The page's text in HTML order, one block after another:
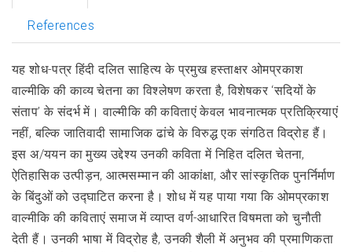
References
यह शोध-पत्र हिंदी दलित साहित्य के प्रमुख हस्ताक्षर ओमप्रकाश
वाल्मीकि की काव्य चेतना का विश्लेषण करता है, विशेषकर ‘सदियों के
संताप’ के संदर्भ में। वाल्मीकि की कविताएं केवल भावनात्मक प्रतिक्रियाएं
नहीं, बल्कि जातिवादी सामाजिक ढांचे के विरुद्ध एक संगठित विद्रोह हैं।
इस अ/ययन का मुख्य उद्देश्य उनकी कविता में निहित दलित चेतना,
ऐतिहासिक उत्पीड़न, आत्मसम्मान की आकांक्षा, और सांस्कृतिक पुनर्निर्माण
के बिंदुओं को उद्घाटित करना है। शोध में यह पाया गया कि ओमप्रकाश
वाल्मीकि की कविताएं समाज में व्याप्त वर्ण-आधारित विषमता को चुनौती
देती हैं। उनकी भाषा में विद्रोह है, उनकी शैली में अनुभव की प्रमाणिकता